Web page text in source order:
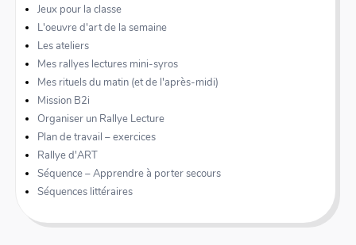
Jeux pour la classe
L'oeuvre d'art de la semaine
Les ateliers
Mes rallyes lectures mini-syros
Mes rituels du matin (et de l'après-midi)
Mission B2i
Organiser un Rallye Lecture
Plan de travail – exercices
Rallye d'ART
Séquence – Apprendre à porter secours
Séquences littéraires